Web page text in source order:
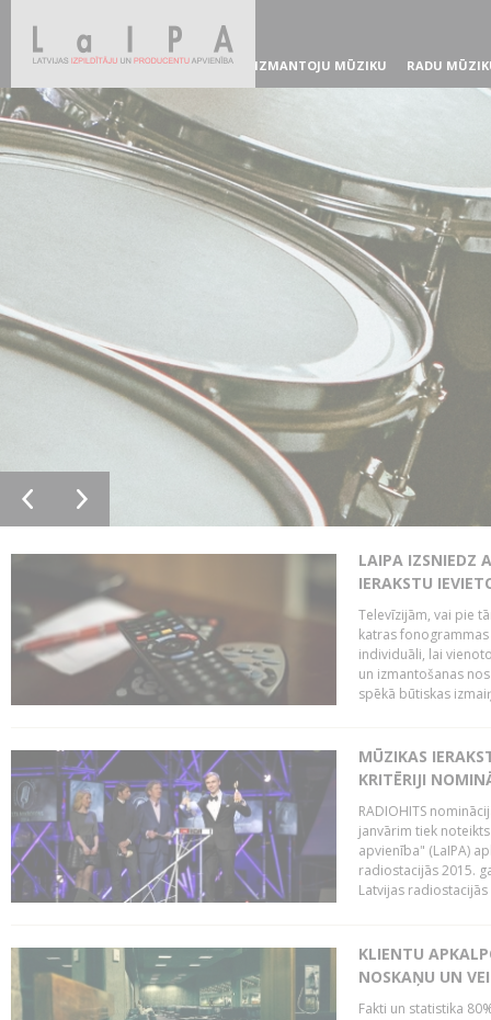
IZMANTOJU MŪZIKU RADU
LAIPA IZSNIEDZ
IERAKSTU
Televīzijām, vai pie
katras
individuāli, lai
un izmantošanas
spēkā būtiskas
MŪZIKAS
KRITĒRIJI
RADIOHITS
janvārim tiek
apvienība" (LaIPA)
radiostacijās 2015.
Latvijas
KLIENTU
NOSKAŅU UN
Fakti un statistika